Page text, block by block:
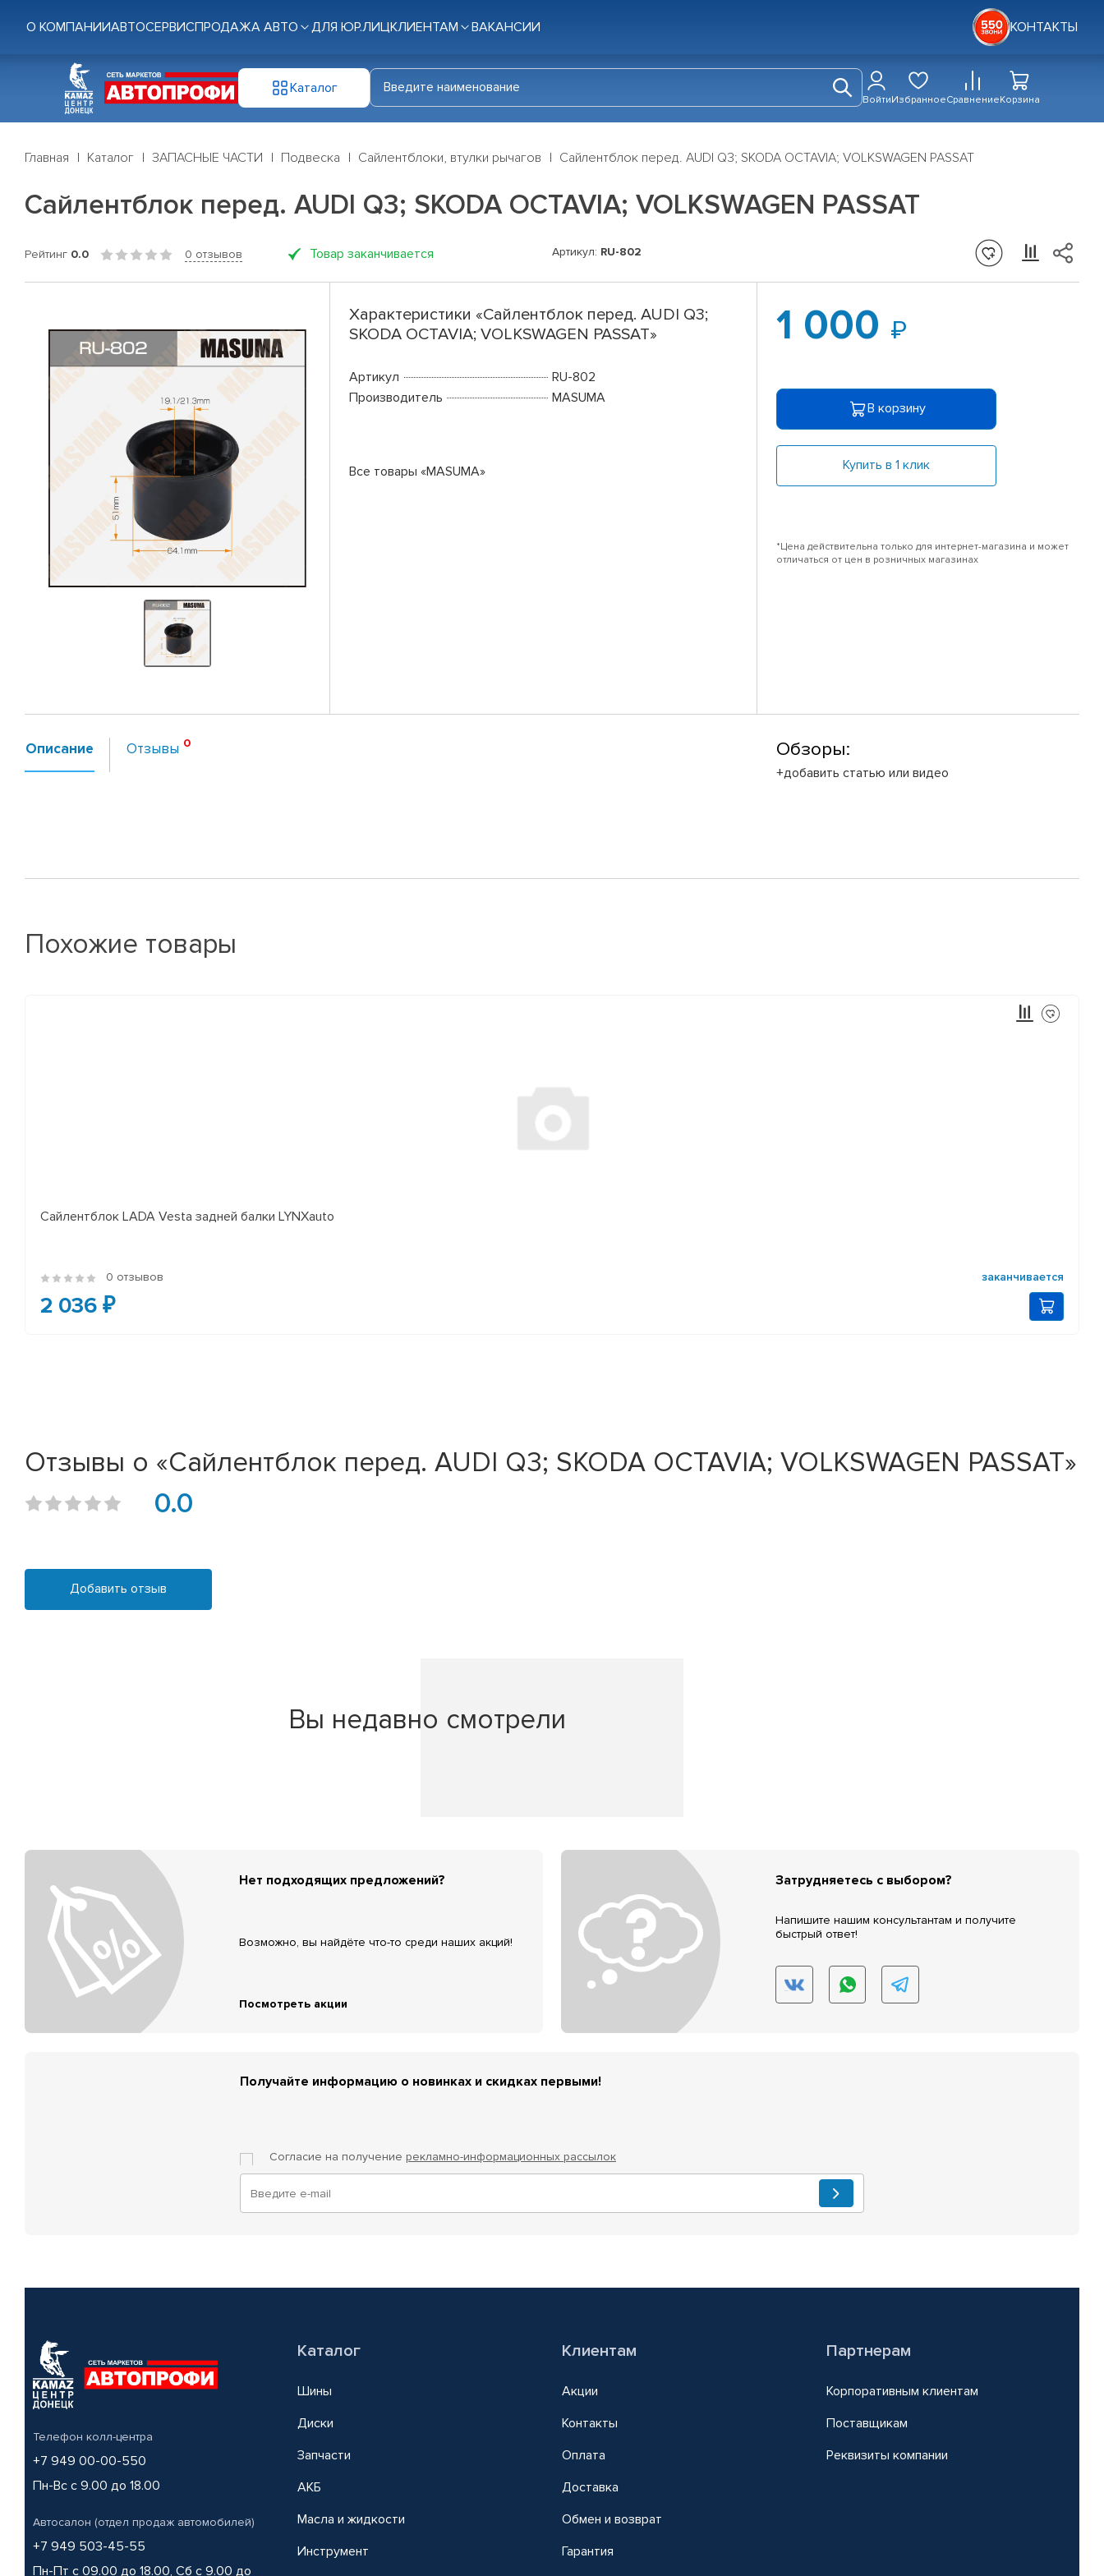
О КОМПАНИИАВТОСЕРВИСПРОДАЖА АВТО ДЛЯ ЮР.ЛИЦКЛИЕНТАМ ВАКАНСИИ КОНТАКТЫ
Каталог
ВойтиИзбранноеСравнениеКорзина
Главная Каталог ЗАПАСНЫЕ ЧАСТИ Подвеска Сайлентблоки, втулки рычагов Сайлентблок перед. AUDI Q3; SKODA OCTAVIA; VOLKSWAGEN PASSAT
Сайлентблок перед. AUDI Q3; SKODA OCTAVIA; VOLKSWAGEN PASSAT
Рейтинг 0.0 0 отзывов Товар заканчивается Артикул: RU-802
Характеристики «Сайлентблок перед. AUDI Q3;
SKODA OCTAVIA; VOLKSWAGEN PASSAT»
Артикул
RU-802
Производитель
MASUMA
Все товары «MASUMA»
1 000
В корзину
Купить в 1 клик
*Цена действительна только для интернет-магазина и может
отличаться от цен в розничных магазинах
Описание Отзывы Обзоры:
+добавить статью или видео
Похожие товары
Сайлентблок LADA Vesta задней балки LYNXauto
0 отзывов заканчивается
2 036 ₽
Отзывы о «Сайлентблок перед. AUDI Q3; SKODA OCTAVIA; VOLKSWAGEN PASSAT»
0.0
Добавить отзыв
Вы недавно смотрели
Нет подходящих предложений?
Возможно, вы найдёте что-то среди наших акций!
Посмотреть акции
Затрудняетесь с выбором?
Напишите нашим консультантам и получите
быстрый ответ!
Получайте информацию о новинках и скидках первыми!
Согласие на получение рекламно-информационных рассылок
Телефон колл-центра
+7 949 00-00-550
Пн-Вс с 9.00 до 18.00
Автосалон (отдел продаж автомобилей)
+7 949 503-45-55
Пн-Пт с 09.00 до 18.00, Сб с 9.00 до
Каталог
Шины
Диски
Запчасти
АКБ
Масла и жидкости
Инструмент
Клиентам
Акции
Контакты
Оплата
Доставка
Обмен и возврат
Гарантия
Партнерам
Корпоративным клиентам
Поставщикам
Реквизиты компании